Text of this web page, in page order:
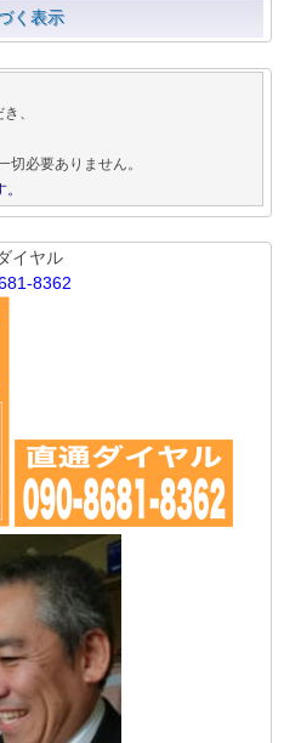
く表示
、
切必要ありません。
イヤル
8362